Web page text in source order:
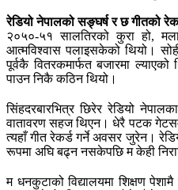
रेडियो नेपालको सङ्घर्ष र छ गीतको
२०५०-५१ सालतिरको कुरा हो,
आत्मविश्वास पलाइसकेको थियो।
पूर्वकै वितरकमार्फत बजारमा
पाउन निकै कठिन थियो।
सिंहदरबारभित्र छिरेर रेडियो
वातावरण सहज थिएन। धेरै पटक
त्यहाँ गीत रेकर्ड गर्ने अवसर जुरेन।
रूपमा अघि बढ्न नसकेपछि म केही
म धनकुटाको विद्यालयमा शिक्षण